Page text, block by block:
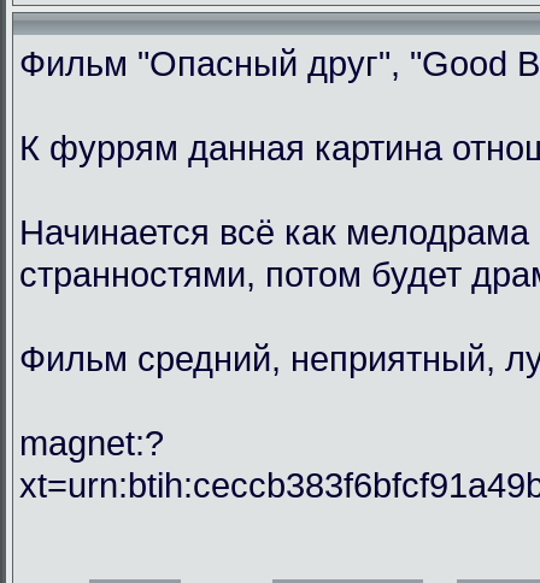
Фильм "Опасный друг", "Good
К фуррям данная картина
Начинается всё как
странностями, потом будет
Фильм средний, неприятный,
magnet:?